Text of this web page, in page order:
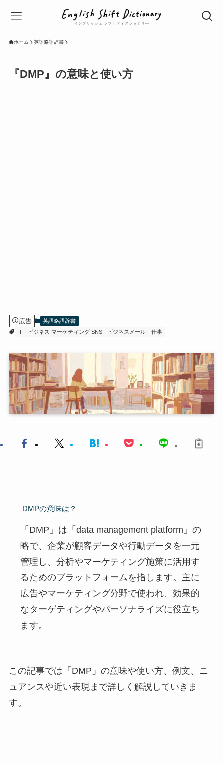
ホーム 英語略語辞書
『DMP』の意味と使い方
広告
英語略語辞書
IT
ビジネス マーケティング SNS ビジネスメール 仕事
DMPの意味は？
「DMP」は「data management platform」の
略で、企業が顧客データや行動データを一元
管理し、分析やマーケティング施策に活用す
るためのプラットフォームを指します。主に
広告やマーケティング分野で使われ、効果的
なターゲティングやパーソナライズに役立ち
ます。
この記事では「DMP」の意味や使い方、例文、ニ
ュアンスや近い表現まで詳しく解説していきま
す。